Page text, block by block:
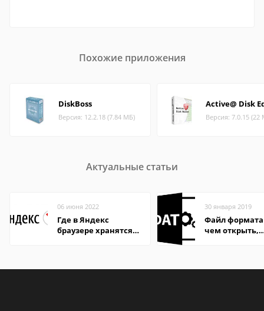
Похожие приложения
DiskBoss
Версия: 12.2.18 (7.84 МБ)
Active@ Disk
Версия: 7.0.15 (22
Актуальные статьи
06 июня 2022
Где в Яндекс
браузере хранятся
30 января 2019
Файл формата
чем открыть,